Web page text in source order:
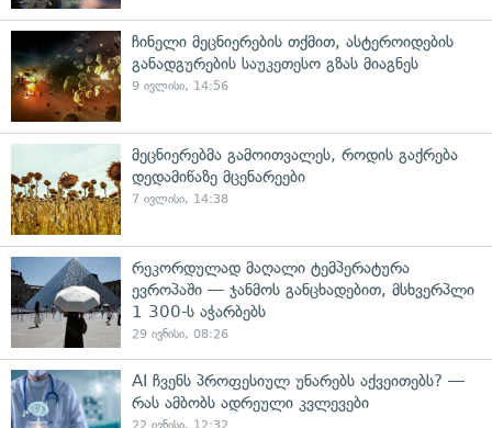
ჩინელი მეცნიერების თქმით, ასტეროიდების
განადგურების საუკეთესო გზას მიაგნეს
9 ივლისი, 14:56
მეცნიერებმა გამოითვალეს, როდის გაქრება
დედამიწაზე მცენარეები
7 ივლისი, 14:38
რეკორდულად მაღალი ტემპერატურა
ევროპაში — ჯანმოს განცხადებით, მსხვერპლი
1 300-ს აჭარბებს
29 ივნისი, 08:26
AI ჩვენს პროფესიულ უნარებს აქვეითებს? —
რას ამბობს ადრეული კვლევები